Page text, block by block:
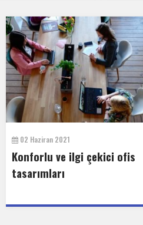
02 Haziran 2021
Konforlu ve ilgi çekici ofis
tasarımları